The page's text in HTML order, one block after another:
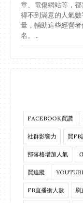
章、電傷網站等，
得不到滿意的人氣
量，輔助這些經營
名。...
FACEBOOK買讚
社群影響力 買FB
部落格增加人氣
買追蹤
FB直播衝人數 刷